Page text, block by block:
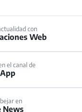
con
Web
el canal de
en
News